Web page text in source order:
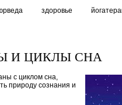
здоровье
И ЦИКЛЫ СНА
с циклом сна,
природу сознания и